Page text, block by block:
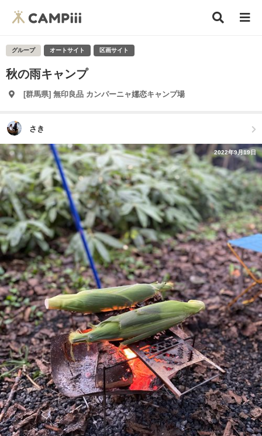
グループ オートサイト 区画サイト
秋の雨キャンプ
[群馬県] 無印良品 カンパーニャ嬬恋キャンプ場
さき
2022年9月19日